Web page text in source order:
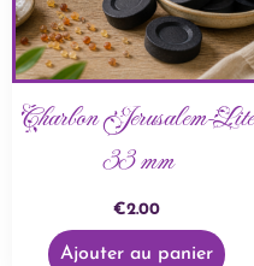
Charbon Jerusalem-Lite
33 mm
€2.00
Ajouter au panier